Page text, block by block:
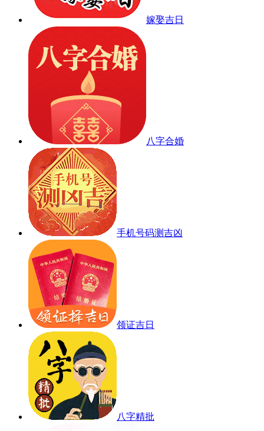
嫁娶吉日
八字合婚
手机号码测吉凶
领证吉日
八字精批